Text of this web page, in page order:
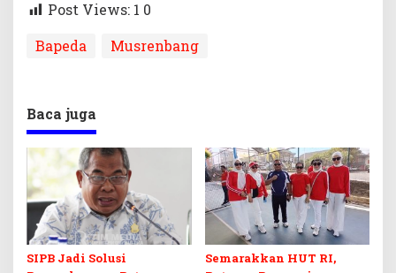
Post Views: 1 0
Bapeda
Musrenbang
Baca juga
SIPB Jadi Solusi
Semarakkan HUT RI,